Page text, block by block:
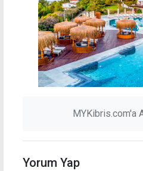
MYKibris.com'a
Yorum Yap